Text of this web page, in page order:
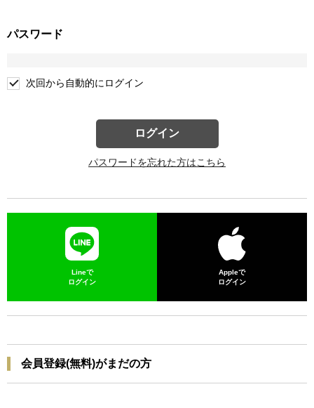
パスワード
次回から自動的にログイン
ログイン
パスワードを忘れた方はこちら
Lineで
ログイン
Appleで
ログイン
会員登録(無料)がまだの方